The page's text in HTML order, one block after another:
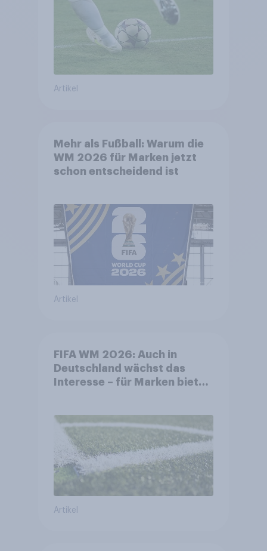
Artikel
Mehr als Fußball: Warum die
WM 2026 für Marken jetzt
schon entscheidend ist
Artikel
FIFA WM 2026: Auch in
Deutschland wächst das
Interesse – für Marken bietet
Artikel